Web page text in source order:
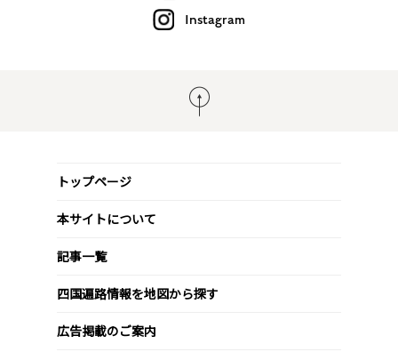
Instagram
トップページ
本サイトについて
記事一覧
四国遍路情報を地図から探す
広告掲載のご案内